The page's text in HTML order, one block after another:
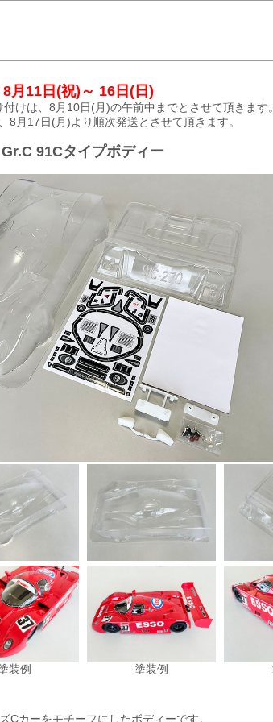
月11日(祝)～ 16日(日)
けは、8月10日(月)の午前中までとさせて頂きます
8月17日(月)より順次発送とさせて頂きます。
Gr.C 91Cタイプボディー
装例 塗装例
Cカーをモチーフにしたボディーです。